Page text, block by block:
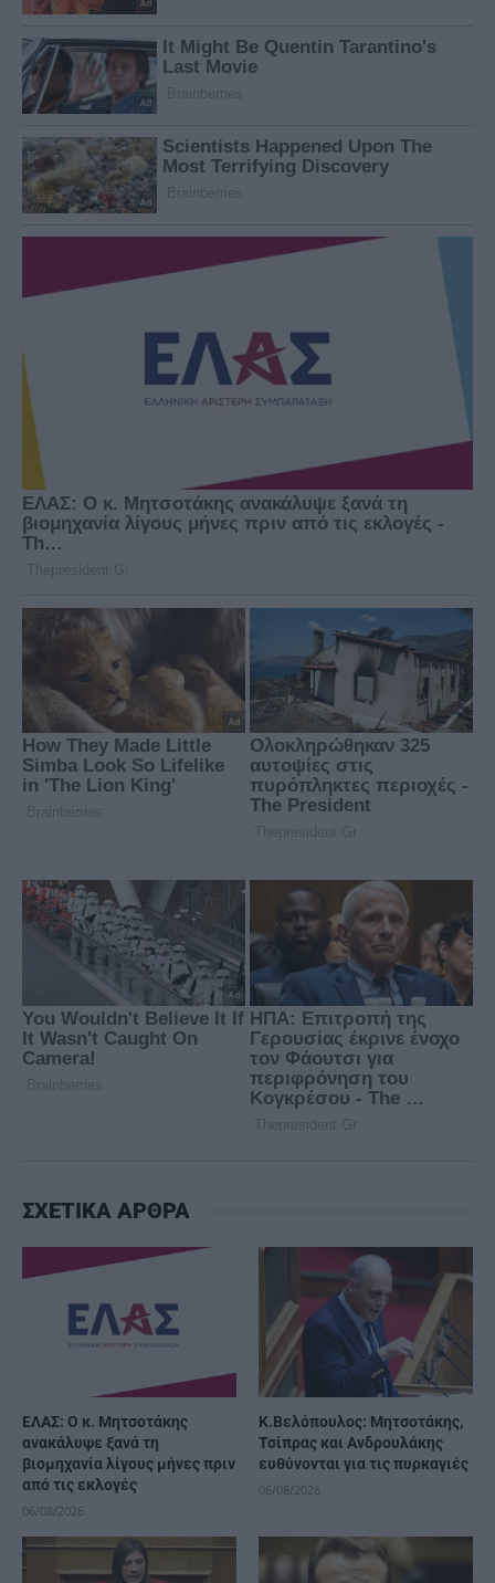
ΣΧΕΤΙΚΑ ΑΡΘΡΑ
ΕΛΑΣ: Ο κ. Μητσοτάκης
ανακάλυψε ξανά τη
βιομηχανία λίγους μήνες πριν
από τις εκλογές
06/08/2026
K.Βελόπουλος: Μητσοτάκης,
Τσίπρας και Ανδρουλάκης
ευθύνονται για τις πυρκαγιές
06/08/2026